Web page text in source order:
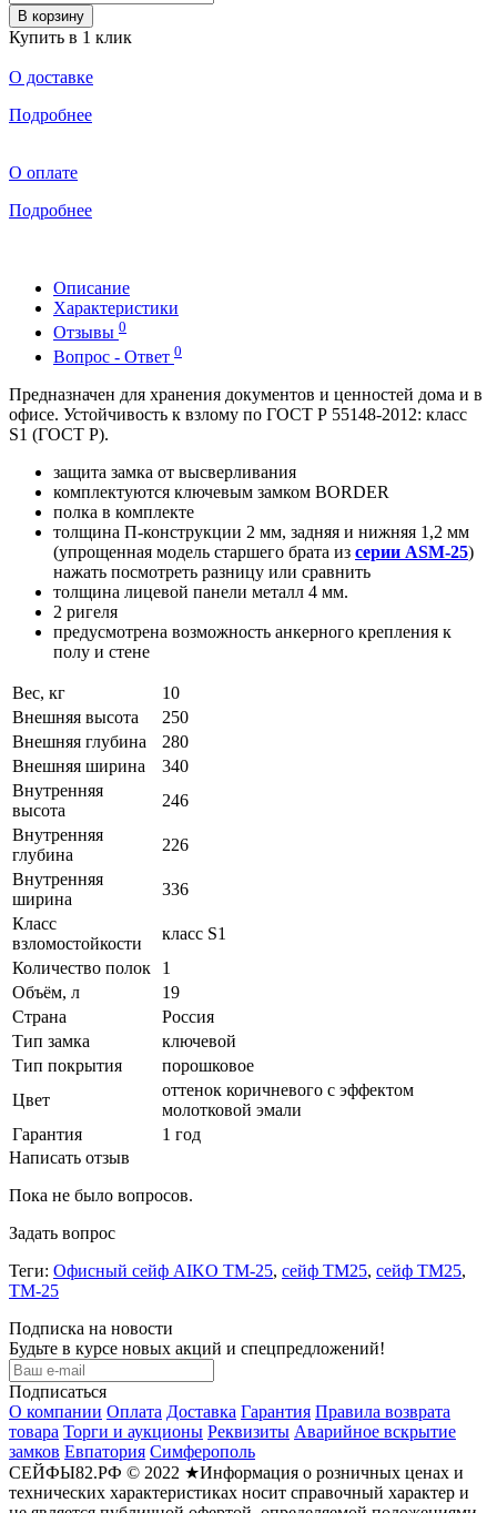
В корзину
Купить в 1 клик
О доставке
Подробнее
О оплате
Подробнее
Описание
Характеристики
Отзывы 0
Вопрос - Ответ 0
Предназначен для хранения документов и ценностей дома и в
офисе. Устойчивость к взлому по ГОСТ Р 55148-2012: класс
S1 (ГОСТ Р).
защита замка от высверливания
комплектуются ключевым замком BORDER
полка в комплекте
толщина П-конструкции 2 мм, задняя и нижняя 1,2 мм
(упрощенная модель старшего брата из серии ASM-25)
нажать посмотреть разницу или сравнить
толщина лицевой панели металл 4 мм.
2 ригеля
предусмотрена возможность анкерного крепления к
полу и стене
Вес, кг
10
Внешняя высота
250
Внешняя глубина
280
Внешняя ширина
340
Внутренняя
высота
246
Внутренняя
глубина
226
Внутренняя
ширина
336
Класс
взломостойкости
класс S1
Количество полок
1
Объём, л
19
Страна
Россия
Тип замка
ключевой
Тип покрытия
порошковое
Цвет
оттенок коричневого с эффектом
молотковой эмали
Гарантия
1 год
Написать отзыв
Пока не было вопросов.
Задать вопрос
Теги: Офисный сейф AIKO TM-25, сейф ТМ25, сейф TM25,
ТМ-25
Подписка на новости
Будьте в курсе новых акций и спецпредложений!
Подписаться
О компании Оплата Доставка Гарантия Правила возврата
товара Торги и аукционы Реквизиты Аварийное вскрытие
замков Евпатория Симферополь
СЕЙФЫ82.РФ © 2022 ★Информация о розничных ценах и
технических характеристиках носит справочный характер и